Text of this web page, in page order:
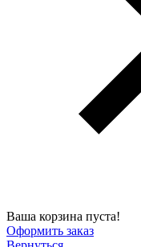
Ваша корзина пуста!
Оформить заказ